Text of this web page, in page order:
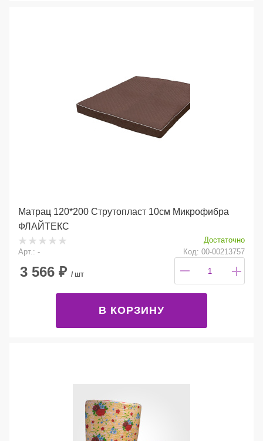
Матрац 120*200 Струтопласт 10см Микрофибра
ФЛАЙТЕКС
Достаточно
Арт.: -
Код: 00-00213757
3 566 ₽ / шт
В КОРЗИНУ